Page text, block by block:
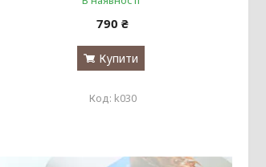
790 ₴
Купити
k030